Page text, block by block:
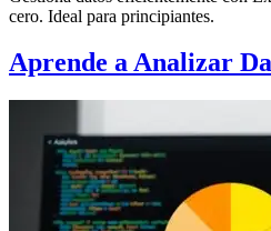
cero. Ideal para principiantes.
Aprende a Analizar